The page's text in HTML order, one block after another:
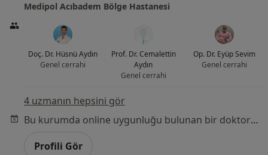
Medipol Acıbadem Bölge Hastanesi
Doç. Dr. Hüsnü Aydın
Genel cerrahi
Prof. Dr. Cemalettin
Aydın
Genel cerrahi
Op. Dr. Eyüp Sevim
Genel cerrahi
4 uzmanın hepsini gör
Bu kurumda online uygunluğu bulunan bir doktor veya uzman bulunamadı
Profili Gör